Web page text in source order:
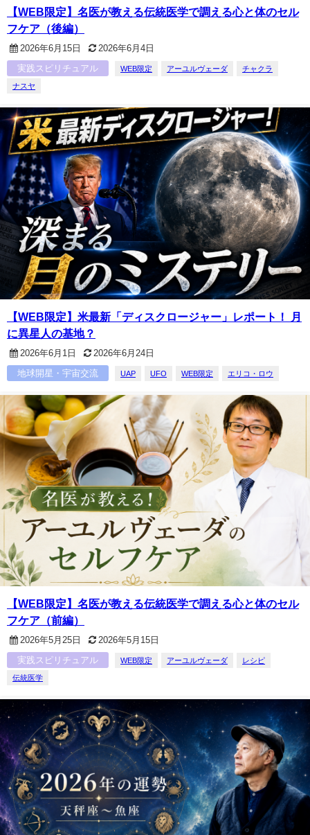
【WEB限定】名医が教える伝統医学で調える心と体のセル
フケア（後編）
2026年6月15日 2026年6月4日
実践スピリチュアル WEB限定 アーユルヴェーダ チャクラ
ナスヤ
【WEB限定】米最新「ディスクロージャー」レポート！ 月
に異星人の基地？
2026年6月1日 2026年6月24日
地球開星・宇宙交流 UAP UFO WEB限定 エリコ・ロウ
【WEB限定】名医が教える伝統医学で調える心と体のセル
フケア（前編）
2026年5月25日 2026年5月15日
実践スピリチュアル WEB限定 アーユルヴェーダ レシピ
伝統医学